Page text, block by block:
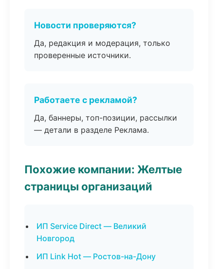
Новости проверяются?
Да, редакция и модерация, только
проверенные источники.
Работаете с рекламой?
Да, баннеры, топ-позиции, рассылки
— детали в разделе Реклама.
Похожие компании: Желтые
страницы организаций
ИП Service Direct — Великий
Новгород
ИП Link Hot — Ростов-на-Дону